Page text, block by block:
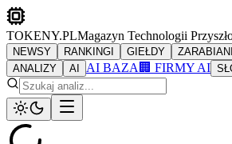
TOKENY.PLMagazyn Technologii
NEWSY RANKINGI GIEŁDY
ANALIZY
AI AI BAZA 🏢 FIRMY AI